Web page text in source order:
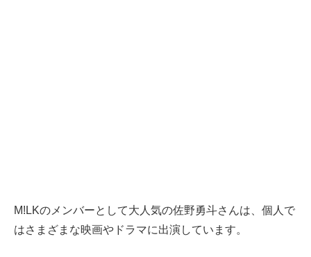
M!LKのメンバーとして大人気の佐野勇斗さんは、個人で
はさまざまな映画やドラマに出演しています。